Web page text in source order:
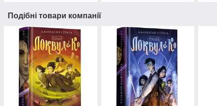
Подібні товари компанії